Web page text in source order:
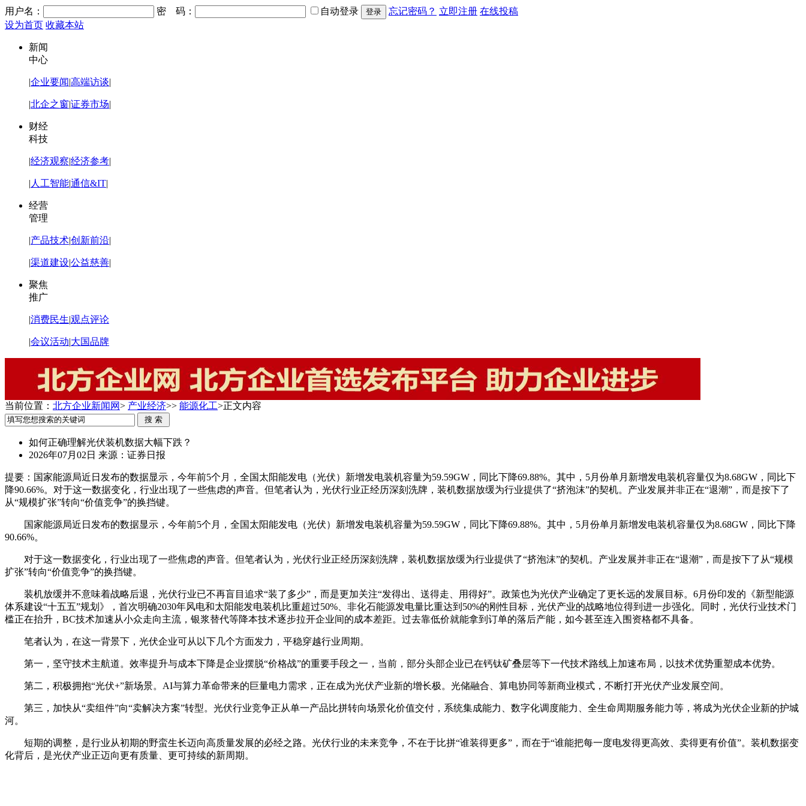
用户名： 密 码： 自动登录 忘记密码？ 立即注册 在线投稿
设为首页 收藏本站
新闻
中心
|企业要闻|高端访谈|
|北企之窗|证券市场|
财经
科技
|经济观察|经济参考|
| 人工智能|通信&IT|
经营
管理
|产品技术|创新前沿|
|渠道建设|公益慈善|
聚焦
推广
|消费民生|观点评论
|会议活动|大国品牌
当前位置： 北方企业新闻网> 产业经济>> 能源化工>正文内容
如何正确理解光伏装机数据大幅下跌？
2026年07月02日 来源：证券日报
提要： 国家能源局近日发布的数据显示，今年前5个月，全国太阳能发电（光伏）新增发电装机容量为59.59GW，同比下降69.88%。其中，5月份单月新增发电装机容量仅为8.68GW，同比下
降90.66%。对于这一数据变化，行业出现了一些焦虑的声音。但笔者认为，光伏行业正经历深刻洗牌，装机数据放缓为行业提供了“挤泡沫”的契机。产业发展并非正在“退潮”，而是按下了
从“规模扩张”转向“价值竞争”的换挡键。
国家能源局近日发布的数据显示，今年前5个月，全国太阳能发电（光伏）新增发电装机容量为59.59GW，同比下降69.88%。其中，5月份单月新增发电装机容量仅为8.68GW，同比下降
90.66%。
对于这一数据变化，行业出现了一些焦虑的声音。但笔者认为，光伏行业正经历深刻洗牌，装机数据放缓为行业提供了“挤泡沫”的契机。产业发展并非正在“退潮”，而是按下了从“规模
扩张”转向“价值竞争”的换挡键。
装机放缓并不意味着战略后退，光伏行业已不再盲目追求“装了多少”，而是更加关注“发得出、送得走、用得好”。政策也为光伏产业确定了更长远的发展目标。6月份印发的《新型能源
体系建设“十五五”规划》，首次明确2030年风电和太阳能发电装机比重超过50%、非化石能源发电量比重达到50%的刚性目标，光伏产业的战略地位得到进一步强化。同时，光伏行业技术门
槛正在抬升，BC技术加速从小众走向主流，银浆替代等降本技术逐步拉开企业间的成本差距。过去靠低价就能拿到订单的落后产能，如今甚至连入围资格都不具备。
笔者认为，在这一背景下，光伏企业可从以下几个方面发力，平稳穿越行业周期。
第一，坚守技术主航道。效率提升与成本下降是企业摆脱“价格战”的重要手段之一，当前，部分头部企业已在钙钛矿叠层等下一代技术路线上加速布局，以技术优势重塑成本优势。
第二，积极拥抱“光伏+”新场景。AI与算力革命带来的巨量电力需求，正在成为光伏产业新的增长极。光储融合、算电协同等新商业模式，不断打开光伏产业发展空间。
第三，加快从“卖组件”向“卖解决方案”转型。光伏行业竞争正从单一产品比拼转向场景化价值交付，系统集成能力、数字化调度能力、全生命周期服务能力等，将成为光伏企业新的护城
河。
短期的调整，是行业从初期的野蛮生长迈向高质量发展的必经之路。光伏行业的未来竞争，不在于比拼“谁装得更多”，而在于“谁能把每一度电发得更高效、卖得更有价值”。装机数据变
化背后，是光伏产业正迈向更有质量、更可持续的新周期。